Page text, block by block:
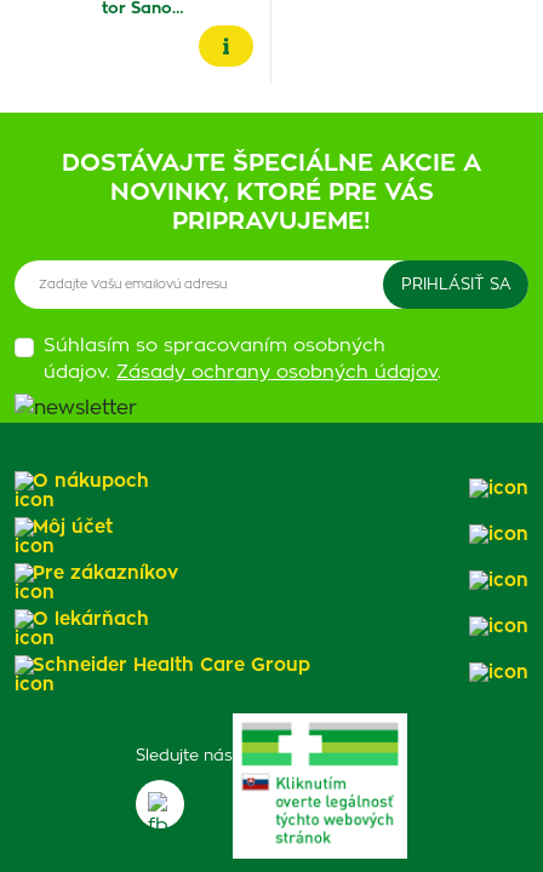
tor Sano…
DOSTÁVAJTE ŠPECIÁLNE AKCIE A
NOVINKY, KTORÉ PRE VÁS
PRIPRAVUJEME!
Súhlasím so spracovaním osobných
údajov. Zásady ochrany osobných údajov.
Sledujte nás
O nákupoch
Môj účet
Pre zákazníkov
O lekárňach
Schneider Health Care Group